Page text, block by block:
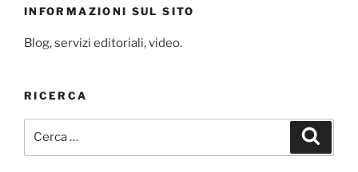
INFORMAZIONI SUL SITO
Blog, servizi editoriali, video.
RICERCA